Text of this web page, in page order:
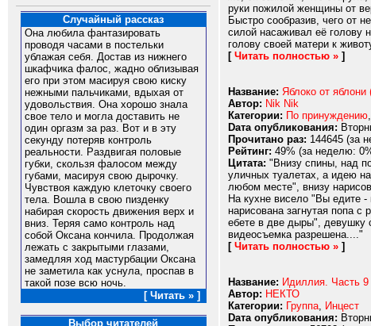
Случайный рассказ
Она любила фантазировать
проводя часами в постельки
ублажая себя. Достав из нижнего
шкафчика фалос, жадно облизывая
его при этом масируя свою киску
нежными пальчиками, вдыхая от
удовольствия. Она хорошо знала
свое тело и могла доставить не
один оргазм за раз. Вот и в эту
секунду потеряв контроль
реальности. Раздвигая половые
губки, скользя фалосом между
губами, масируя свою дырочку.
Чувствоя каждую клеточку своего
тела. Вошла в свою пизденку
набирая скорость движения верх и
вниз. Теряя само контроль над
собой Оксана кончила. Продолжая
лежать с закрытыми глазами,
замедляя ход мастурбации Оксана
не заметила как уснула, проспав в
такой позе всю ночь.
[ Читать » ]
Выбор читателей
руки пожилой женщины от
Быстро сообразив, чего от
силой насаживал её голову
голову своей матери к
[ Читать полностью » ]
Название: Яблоко от яблони
Автор: Nik Nik
Категории: По принуждению,
Dата опубликования:
Прочитано раз: 144645 (за
Рейтинг: 49% (за неделю:
Цитата: "Внизу спины, над
уличных туалетах, а идею
любом месте", внизу
На кухне висело "Вы едите
нарисована загнутая попа
eбете в две дыры", девушку
видеосъемка разрешена...."
[ Читать полностью » ]
Название: Идиллия. Часть 9
Автор: НЕКТО
Категории: Группа, Инцест
Dата опубликования: